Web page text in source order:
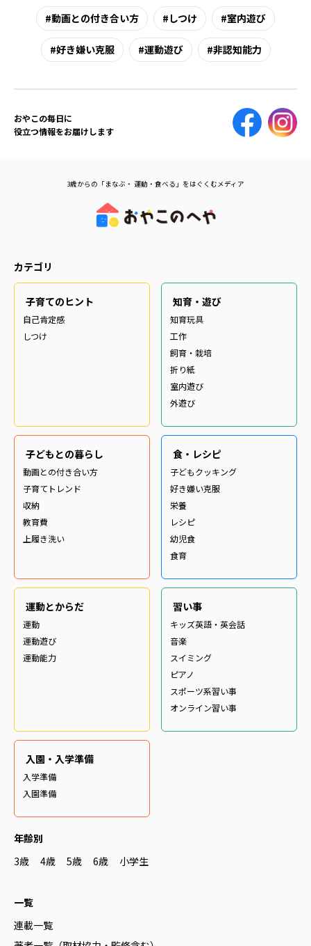
動画との付き合い方 しつけ 室内遊び
好き嫌い克服 運動遊び 非認知能力
おやこの毎日に
役立つ情報をお届けします
3歳からの「まなぶ・ 運動・食べる」をはぐくむメディア
カテゴリ
子育てのヒント
自己肯定感
しつけ
知育・遊び
知育玩具
工作
飼育・栽培
折り紙
室内遊び
外遊び
子どもとの暮らし
動画との付き合い方
子育てトレンド
収納
教育費
上履き洗い
食・レシピ
子どもクッキング
好き嫌い克服
栄養
レシピ
幼児食
食育
運動とからだ
運動
運動遊び
運動能力
習い事
キッズ英語・英会話
音楽
スイミング
ピアノ
スポーツ系習い事
オンライン習い事
入園・入学準備
入学準備
入園準備
年齢別
3歳
4歳 5歳 6歳 小学生
一覧
連載一覧